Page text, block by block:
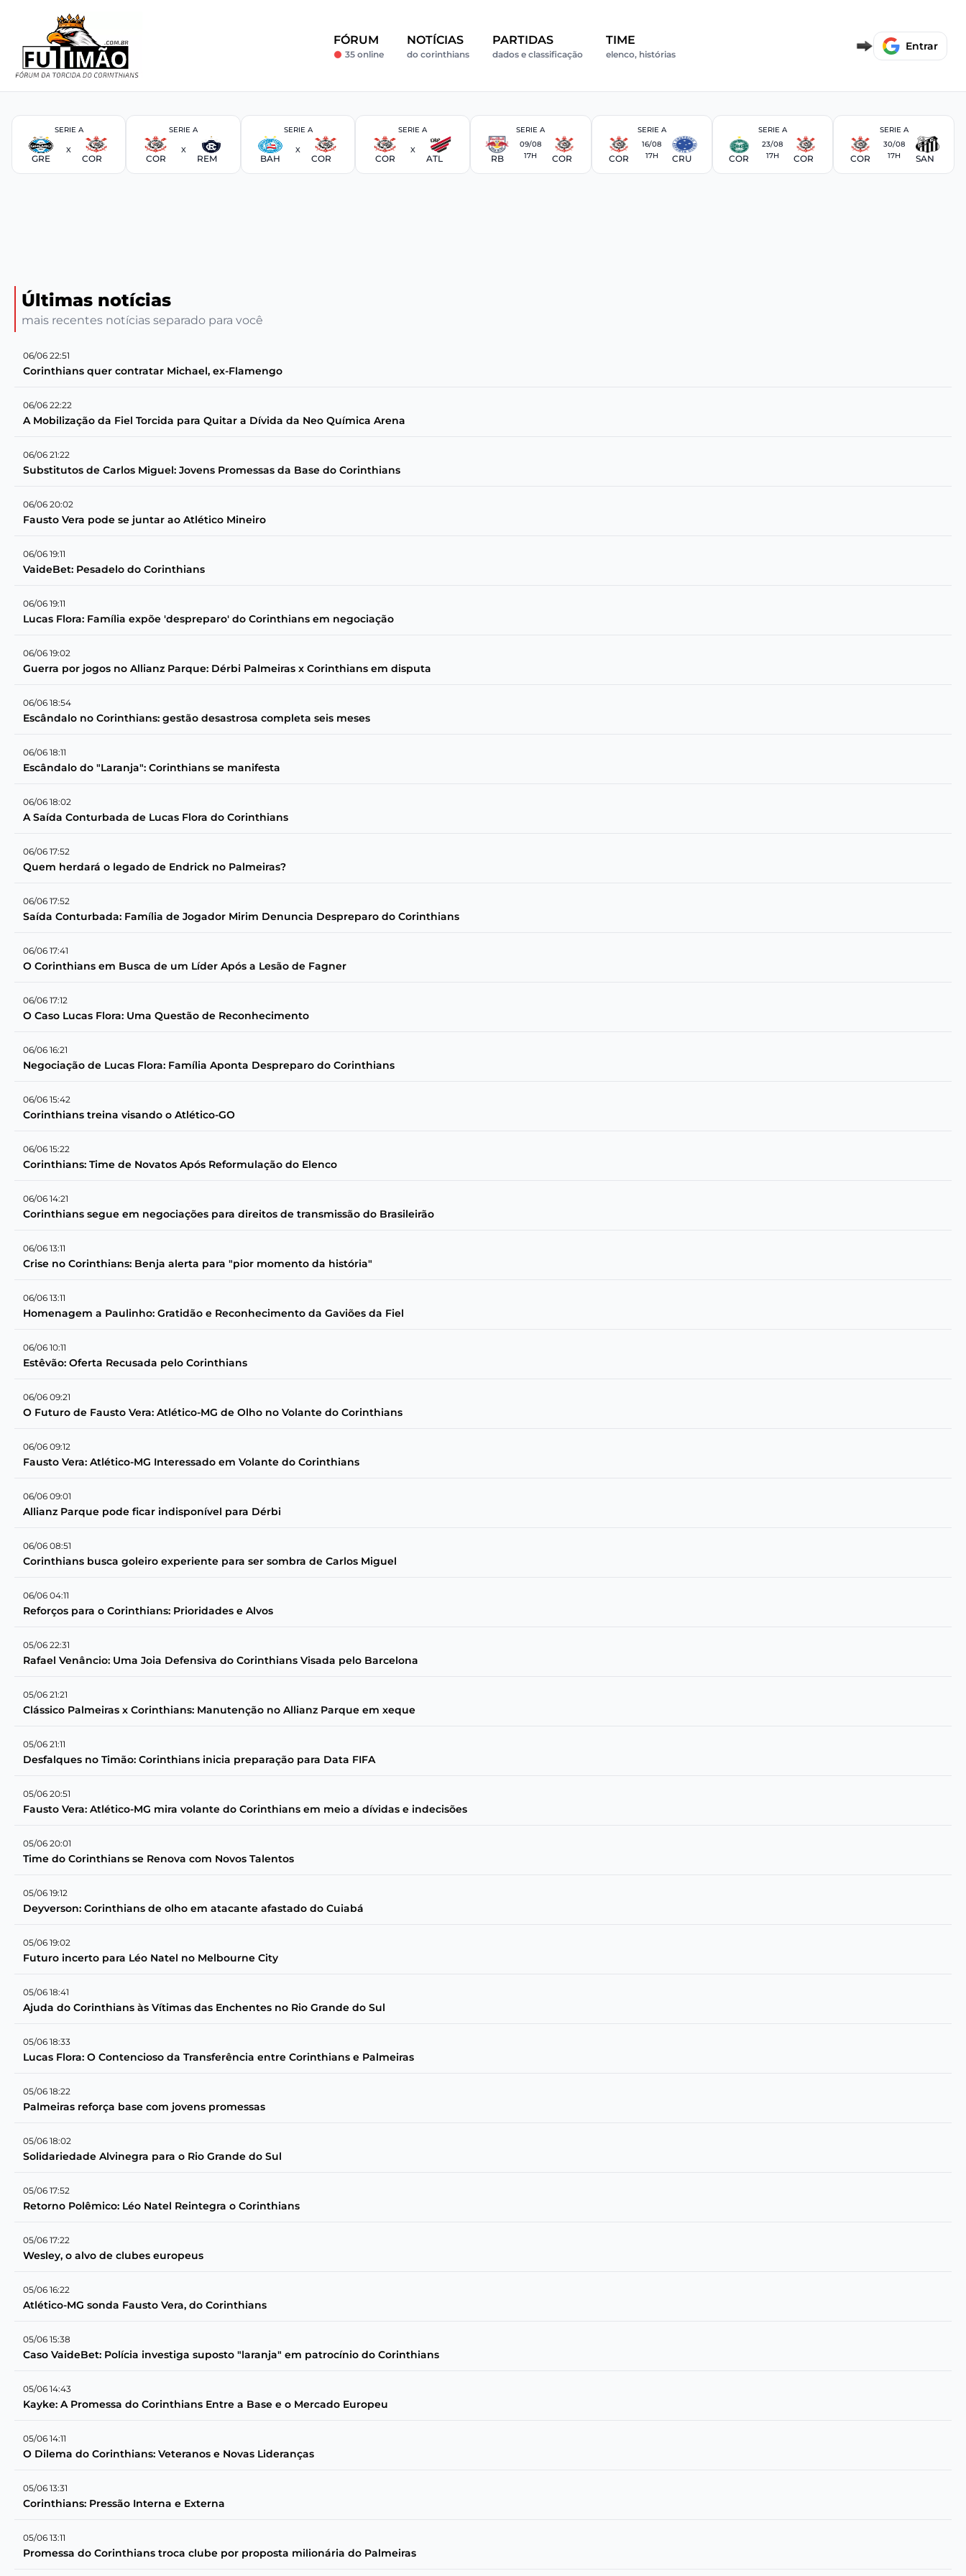
FÓRUM
35 online
NOTÍCIAS
do corinthians
PARTIDAS
dados e classificação
TIME
elenco, histórias
Entrar
SERIE A
GRE
X
COR
SERIE A
COR
X
REM
SERIE A
BAH
X
COR
SERIE A
COR
X
ATL
SERIE A
RB
09/08
17H
COR
SERIE A
COR
16/08
17H
CRU
SERIE A
COR
23/08
17H
COR
SERIE A
COR
30/08
17H
SAN
Últimas notícias
mais recentes notícias separado para você
06/06 22:51
Corinthians quer contratar Michael, ex-Flamengo
06/06 22:22
A Mobilização da Fiel Torcida para Quitar a Dívida da Neo Química Arena
06/06 21:22
Substitutos de Carlos Miguel: Jovens Promessas da Base do Corinthians
06/06 20:02
Fausto Vera pode se juntar ao Atlético Mineiro
06/06 19:11
VaideBet: Pesadelo do Corinthians
06/06 19:11
Lucas Flora: Família expõe 'despreparo' do Corinthians em negociação
06/06 19:02
Guerra por jogos no Allianz Parque: Dérbi Palmeiras x Corinthians em disputa
06/06 18:54
Escândalo no Corinthians: gestão desastrosa completa seis meses
06/06 18:11
Escândalo do "Laranja": Corinthians se manifesta
06/06 18:02
A Saída Conturbada de Lucas Flora do Corinthians
06/06 17:52
Quem herdará o legado de Endrick no Palmeiras?
06/06 17:52
Saída Conturbada: Família de Jogador Mirim Denuncia Despreparo do Corinthians
06/06 17:41
O Corinthians em Busca de um Líder Após a Lesão de Fagner
06/06 17:12
O Caso Lucas Flora: Uma Questão de Reconhecimento
06/06 16:21
Negociação de Lucas Flora: Família Aponta Despreparo do Corinthians
06/06 15:42
Corinthians treina visando o Atlético-GO
06/06 15:22
Corinthians: Time de Novatos Após Reformulação do Elenco
06/06 14:21
Corinthians segue em negociações para direitos de transmissão do Brasileirão
06/06 13:11
Crise no Corinthians: Benja alerta para "pior momento da história"
06/06 13:11
Homenagem a Paulinho: Gratidão e Reconhecimento da Gaviões da Fiel
06/06 10:11
Estêvão: Oferta Recusada pelo Corinthians
06/06 09:21
O Futuro de Fausto Vera: Atlético-MG de Olho no Volante do Corinthians
06/06 09:12
Fausto Vera: Atlético-MG Interessado em Volante do Corinthians
06/06 09:01
Allianz Parque pode ficar indisponível para Dérbi
06/06 08:51
Corinthians busca goleiro experiente para ser sombra de Carlos Miguel
06/06 04:11
Reforços para o Corinthians: Prioridades e Alvos
05/06 22:31
Rafael Venâncio: Uma Joia Defensiva do Corinthians Visada pelo Barcelona
05/06 21:21
Clássico Palmeiras x Corinthians: Manutenção no Allianz Parque em xeque
05/06 21:11
Desfalques no Timão: Corinthians inicia preparação para Data FIFA
05/06 20:51
Fausto Vera: Atlético-MG mira volante do Corinthians em meio a dívidas e indecisões
05/06 20:01
Time do Corinthians se Renova com Novos Talentos
05/06 19:12
Deyverson: Corinthians de olho em atacante afastado do Cuiabá
05/06 19:02
Futuro incerto para Léo Natel no Melbourne City
05/06 18:41
Ajuda do Corinthians às Vítimas das Enchentes no Rio Grande do Sul
05/06 18:33
Lucas Flora: O Contencioso da Transferência entre Corinthians e Palmeiras
05/06 18:22
Palmeiras reforça base com jovens promessas
05/06 18:02
Solidariedade Alvinegra para o Rio Grande do Sul
05/06 17:52
Retorno Polêmico: Léo Natel Reintegra o Corinthians
05/06 17:22
Wesley, o alvo de clubes europeus
05/06 16:22
Atlético-MG sonda Fausto Vera, do Corinthians
05/06 15:38
Caso VaideBet: Polícia investiga suposto "laranja" em patrocínio do Corinthians
05/06 14:43
Kayke: A Promessa do Corinthians Entre a Base e o Mercado Europeu
05/06 14:11
O Dilema do Corinthians: Veteranos e Novas Lideranças
05/06 13:31
Corinthians: Pressão Interna e Externa
05/06 13:11
Promessa do Corinthians troca clube por proposta milionária do Palmeiras